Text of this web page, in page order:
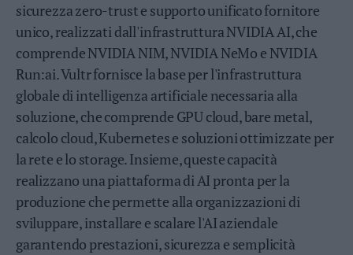
Bazar
Casa
Radio
Dolomiti
Social media
sicurezza zero-trust e supporto unificato fornitore
unico, realizzati dall'infrastruttura NVIDIA AI, che
comprende NVIDIA NIM, NVIDIA NeMo e NVIDIA
Run:ai. Vultr fornisce la base per l'infrastruttura
globale di intelligenza artificiale necessaria alla
soluzione, che comprende GPU cloud, bare metal,
calcolo cloud, Kubernetes e soluzioni ottimizzate per
la rete e lo storage. Insieme, queste capacità
realizzano una piattaforma di AI pronta per la
produzione che permette alla organizzazioni di
sviluppare, installare e scalare l'AI aziendale
garantendo prestazioni, sicurezza e semplicità